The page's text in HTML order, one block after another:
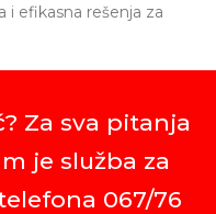
i efikasna rešenja za
Za sva pitanja
je služba za
067/76